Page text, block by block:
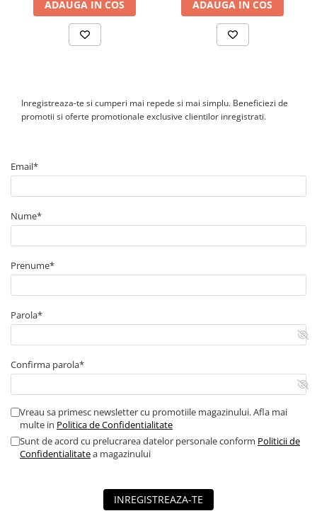
ADAUGA IN COS ADAUGA IN COS
Inregistreaza-te si cumperi mai repede si mai simplu. Beneficiezi de
promotii si oferte promotionale exclusive clientilor inregistrati.
Email*
Nume*
Prenume*
Parola*
Confirma parola*
Vreau sa primesc newsletter cu promotiile magazinului. Afla mai
multe in Politica de Confidentialitate
Sunt de acord cu prelucrarea datelor personale conform Politicii de
Confidentialitatea magazinului
INREGISTREAZA-TE